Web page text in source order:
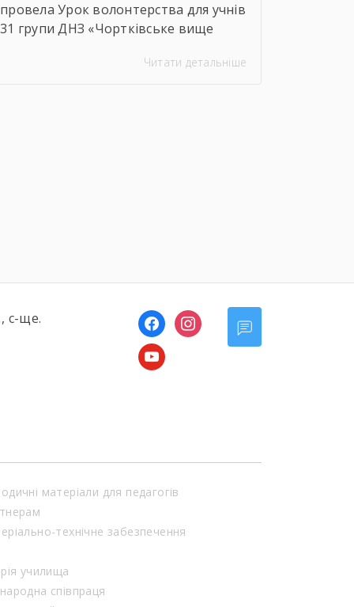
провела Урок волонтерства для учнів
31 групи ДНЗ «Чортківське вище
умови не стали на заваді — урок
Читати детальніше
с-ще.
facebookinstagram
youtube
матеріали для педагогів
технічне забезпечення
училища
співпраця